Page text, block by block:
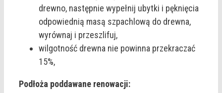
drewno, następnie wypełnij ubytki i pęknięcia
odpowiednią masą szpachlową do drewna,
wyrównaj i przeszlifuj,
wilgotność drewna nie powinna przekraczać
15%,
Podłoża poddawane renowacji: